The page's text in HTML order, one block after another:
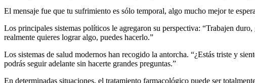
El mensaje fue que tu sufrimiento es sólo temporal, algo mucho mejor te
Los principales sistemas políticos le agregaron su perspectiva: “Trabajen
realmente quieres lograr algo, puedes hacerlo.”
Los sistemas de salud modernos han recogido la antorcha. “¿Estás triste y
podrás seguir adelante sin hacerte grandes preguntas.”
En determinadas situaciones, el tratamiento farmacológico puede ser